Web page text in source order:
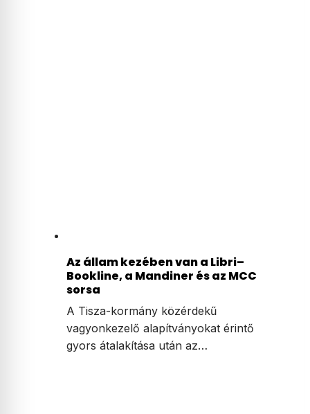
Az állam kezében van a Libri–
Bookline, a Mandiner és az MCC
sorsa
A Tisza-kormány közérdekű
vagyonkezelő alapítványokat érintő
gyors átalakítása után az…